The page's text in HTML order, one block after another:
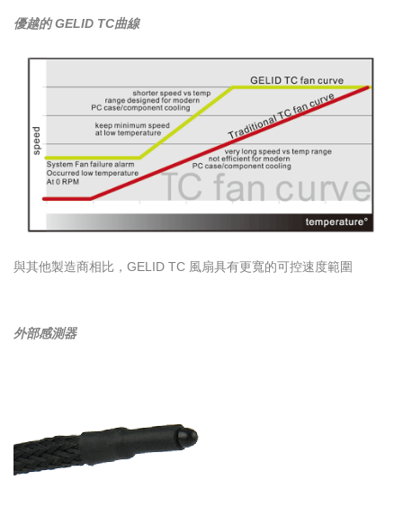
優越的GELID TC曲線
與其他製造商相比，GELID TC 風扇具有更寬的可控速度範圍
外部感測器